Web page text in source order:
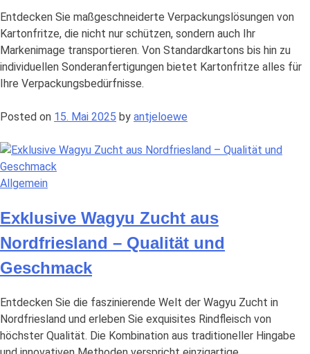
Entdecken Sie maßgeschneiderte Verpackungslösungen von
Kartonfritze, die nicht nur schützen, sondern auch Ihr
Markenimage transportieren. Von Standardkartons bis hin zu
individuellen Sonderanfertigungen bietet Kartonfritze alles für
Ihre Verpackungsbedürfnisse.
Posted on 15. Mai 2025 by antjeloewe
Allgemein
Exklusive Wagyu Zucht aus
Nordfriesland – Qualität und
Geschmack
Entdecken Sie die faszinierende Welt der Wagyu Zucht in
Nordfriesland und erleben Sie exquisites Rindfleisch von
höchster Qualität. Die Kombination aus traditioneller Hingabe